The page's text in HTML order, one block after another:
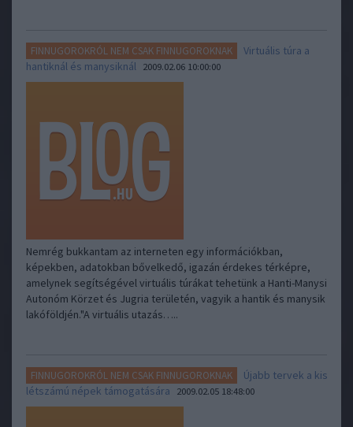
FINNUGOROKRÓL NEM CSAK FINNUGOROKNAK
Virtuális túra a
hantiknál és manysiknál 2009.02.06 10:00:00
Nemrég bukkantam az interneten egy információkban,
képekben, adatokban bővelkedő, igazán érdekes térképre,
amelynek segítségével virtuális túrákat tehetünk a Hanti-Manysi
Autonóm Körzet és Jugria területén, vagyik a hantik és manysik
lakóföldjén."A virtuális utazás…..
FINNUGOROKRÓL NEM CSAK FINNUGOROKNAK
Újabb tervek a kis
létszámú népek támogatására
2009.02.05 18:48:00